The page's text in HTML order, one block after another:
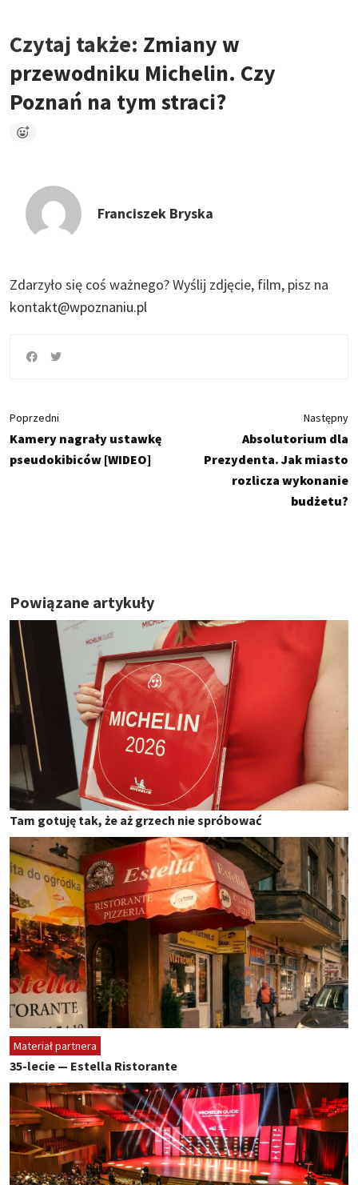
Czytaj także: Zmiany w
przewodniku Michelin. Czy
Poznań na tym straci?
Franciszek Bryska
Zdarzyło się coś ważnego?Wyślij zdjęcie, film, pisz na
kontakt@wpoznaniu.pl
Poprzedni
Kamery nagrały ustawkę
pseudokibiców [WIDEO]
Następny
Absolutorium dla
Prezydenta. Jak miasto
rozlicza wykonanie
budżetu?
Powiązane artykuły
Tam gotuję tak, że aż grzech nie spróbować
Materiał partnera
35-lecie — Estella Ristorante